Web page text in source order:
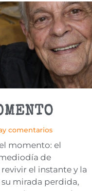
comentarios
momento: el
de
el instante y la
mirada perdida,